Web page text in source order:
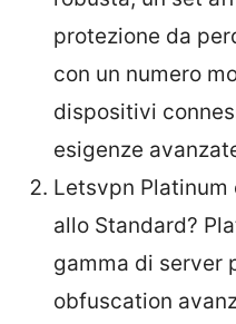
protezione da
con un numero
dispositivi
esigenze
Letsvpn
allo Standard?
gamma di server
obfuscation